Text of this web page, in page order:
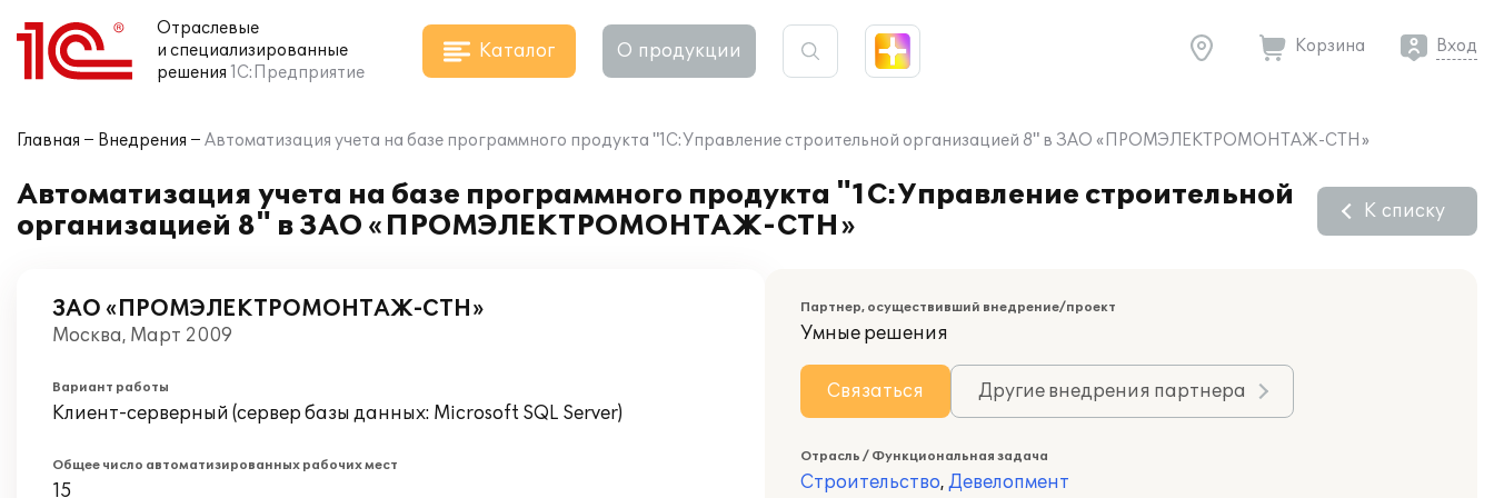
Отраслевые
и специализированные
решения 1С:Предприятие
Каталог О продукции Корзина Вход
Главная Внедрения Автоматизация учета на базе программного продукта "1С:Управление строительной организацией 8" в ЗАО «ПРОМЭЛЕКТРОМОНТАЖ-СТН»
Автоматизация учета на базе программного продукта "1С:Управление строительной
организацией 8" в ЗАО «ПРОМЭЛЕКТРОМОНТАЖ-СТН»
К списку
ЗАО «ПРОМЭЛЕКТРОМОНТАЖ-СТН»
Москва, Март 2009
Вариант работы
Клиент-серверный (сервер базы данных: Microsoft SQL Server)
Общее число автоматизированных рабочих мест
15
Партнер, осуществивший внедрение/проект
Умные решения
Связаться Другие внедрения партнера
Отрасль / Функциональная задача
Строительство, Девелопмент